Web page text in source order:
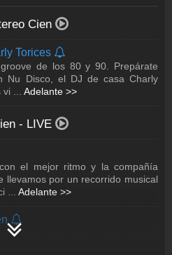
Cien
Torices
de los 80 y 90. Prepárate
Nu Disco, el DJ de casa Charly
vi ... Adelante >>
- LIVE
el mejor ritmo y la compañía
llevamos por un recorrido musical
Adelante >>